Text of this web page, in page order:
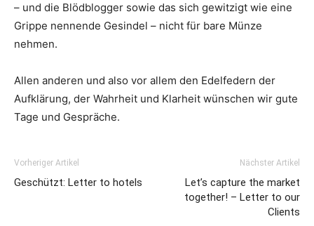
– und die Blödblogger sowie das sich gewitzigt wie eine
Grippe nennende Gesindel – nicht für bare Münze
nehmen.
Allen anderen und also vor allem den Edelfedern der
Aufklärung, der Wahrheit und Klarheit wünschen wir gute
Tage und Gespräche.
Vorheriger Artikel
Geschützt: Letter to hotels
Nächster Artikel
Let’s capture the market
together! – Letter to our
Clients